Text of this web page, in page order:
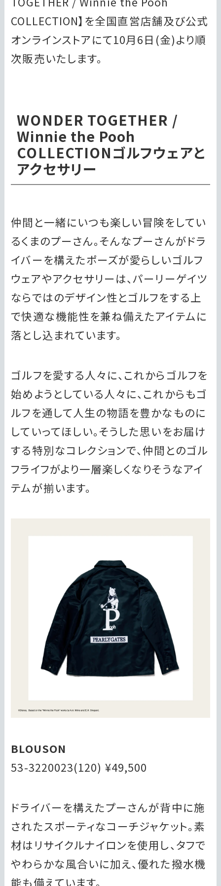
COLLECTION】を全国直営店舗及び公式
オンラインストアにて10月6日(金)より順
次販売いたします。
WONDER TOGETHER /
Winnie the Pooh
COLLECTIONゴルフウェアと
アクセサリー
仲間と一緒にいつも楽しい冒険をしてい
るくまのプーさん。そんなプーさんがドラ
イバーを構えたポーズが愛らしいゴルフ
ウェアやアクセサリーは、パーリーゲイツ
ならではのデザイン性とゴルフをする上
で快適な機能性を兼ね備えたアイテムに
落とし込まれています。
ゴルフを愛する人々に、これからゴルフを
始めようとしている人々に、これからもゴ
ルフを通して人生の物語を豊かなものに
していってほしい。そうした思いをお届け
する特別なコレクションで、仲間とのゴル
フライフがより一層楽しくなりそうなアイ
テムが揃います。
BLOUSON
53-3220023(120) ¥49,500
ドライバーを構えたプーさんが背中に施
されたスポーティなコーチジャケット。素
材はリサイクルナイロンを使用し、タフで
やわらかな風合いに加え、優れた撥水機
能も備えています。